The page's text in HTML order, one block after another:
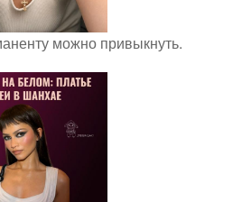
можно привыкнуть.